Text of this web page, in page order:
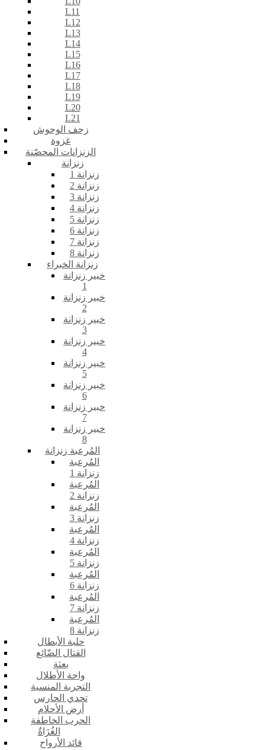
L11
L12
L13
L14
L15
L16
L17
L18
L19
L20
L21
زحف الوحوش
غزوة
الزنزانات المحصّنة
زنزانة
زنزانة 1
زنزانة 2
زنزانة 3
زنزانة 4
زنزانة 5
زنزانة 6
زنزانة 7
زنزانة 8
زنزانة الخبراء
خبير زنزانة
1
خبير زنزانة
2
خبير زنزانة
3
خبير زنزانة
4
خبير زنزانة
5
خبير زنزانة
6
خبير زنزانة
7
خبير زنزانة
8
المُرعبة زنزانة
المُرعبة
زنزانة 1
المُرعبة
زنزانة 2
المُرعبة
زنزانة 3
المُرعبة
زنزانة 4
المُرعبة
زنزانة 5
المُرعبة
زنزانة 6
المُرعبة
زنزانة 7
المُرعبة
زنزانة 8
حلبة الأبطال
القتال الضّائع
بعثة
واحة الأطلال
التجربة المنسية
تحدي الحارس
أرض الأحلام
الحرب الخاطفة
الغُزَاةٌ
قائد الأرواح